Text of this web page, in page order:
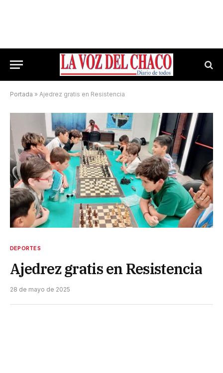
Portada » Ajedrez gratis en Resistencia
DEPORTES
Ajedrez gratis en Resistencia
28 de mayo de 2025